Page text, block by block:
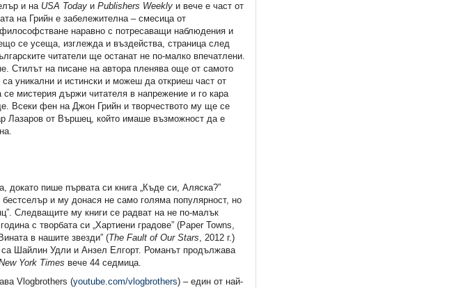
Костенурки до безкрая
10,17 €
19,89 лв.
Уил Грейсън, Уил Грейсън
и на USA Todayи Publishers Weeklyи вече е част от
на Грийн е забележителна – смесица от
наравно с потресаващи наблюдения и
се усеща, изглежда и въздейства, страница след
читатели ще останат не по-малко впечатлени.
Стилът на писане на автора пленява още от самото
уникални и истински и можеш да откриеш част от
мистерия държи читателя в напрежение и го кара
Всеки фен на Джон Грийн и творчеството му ще се
Лазаров от Вършец, който имаше възможност да е
докато пише първата си книга „Къде си, Аляска?”
и му донася не само голяма популярност, но
Следващите му книги се радват на не по-малък
с творбата си „Хартиени градове” (Paper Towns,
в нашите звезди” (The Fault of Our Stars, 2012 г.)
са Шайлин Удли и Анзел Елгорт. Романът продължава
York Times вече 44 седмица.
Vlogbrothers (youtube.com/vlogbrothers) – един от най-